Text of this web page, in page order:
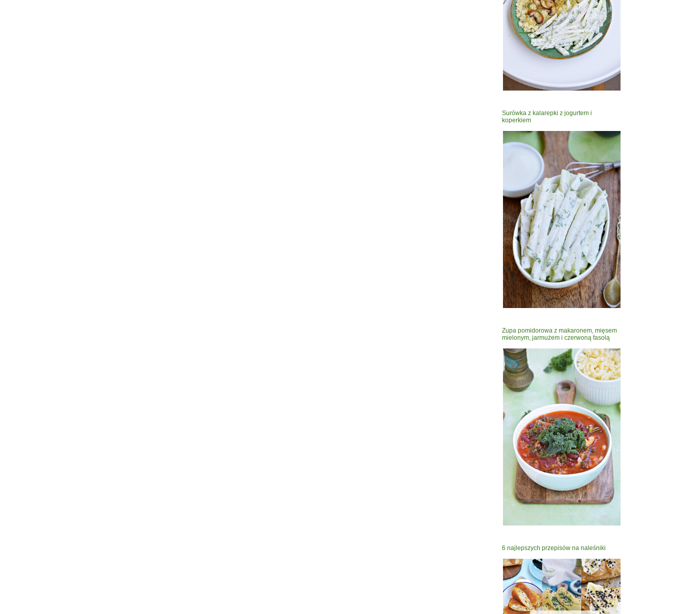
Surówka z kalarepki z jogurtem i
koperkiem
Zupa pomidorowa z makaronem, mięsem
mielonym, jarmużem i czerwoną fasolą
6 najlepszych przepisów na naleśniki